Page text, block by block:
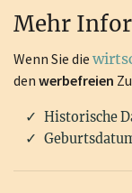
Mehr
Wenn Sie die
den werbefreien
Historische